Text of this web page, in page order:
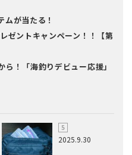
ムが当たる！
ゼントキャンペーン！！【第
ら！「海釣りデビュー応援」
2025.9.30